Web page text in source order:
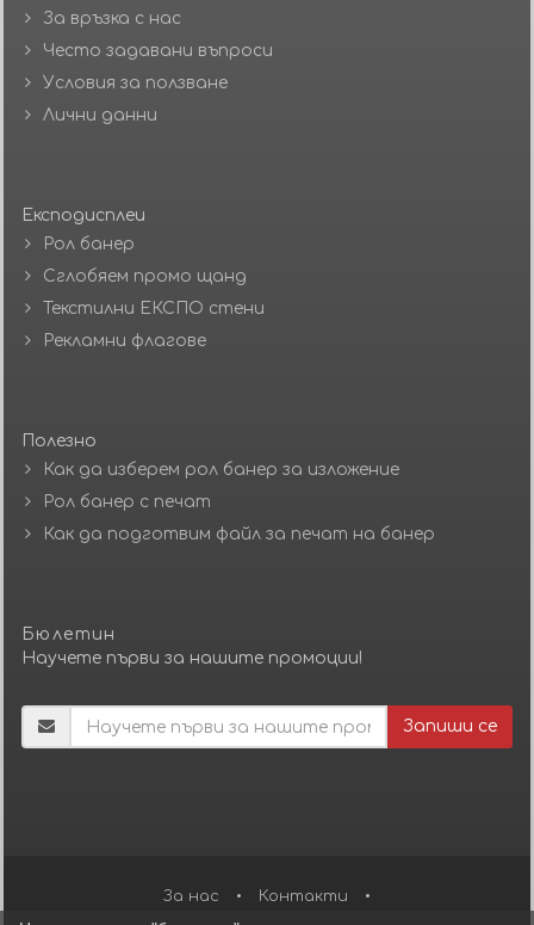
За връзка с нас
Често задавани въпроси
Условия за ползване
Лични данни
Експодисплеи
Рол банер
Сглобяем промо щанд
Текстилни ЕКСПО стени
Рекламни флагове
Полезно
Как да изберем рол банер за изложение
Рол банер с печат
Как да подготвим файл за печат на банер
Бюлетин
Научете първи за нашите промоции!
Запиши се
За нас • Контакти •